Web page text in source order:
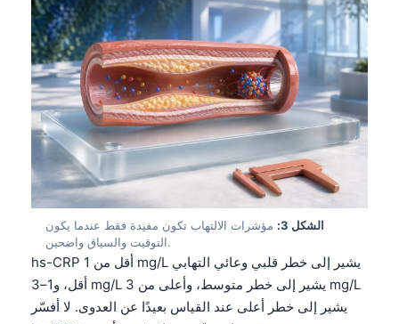
الشكل 3:
مؤشرات الالتهاب تكون مفيدة فقط عندما يكون
التوقيت والسياق واضحين.
hs-CRP أقل من 1 mg/L يشير إلى خطر قلبي وعائي التهابي
أقل، و1–3 mg/L يشير إلى خطر متوسط، وأعلى من 3 mg/L
يشير إلى خطر أعلى عند القياس بعيدًا عن العدوى. لا أفسّر